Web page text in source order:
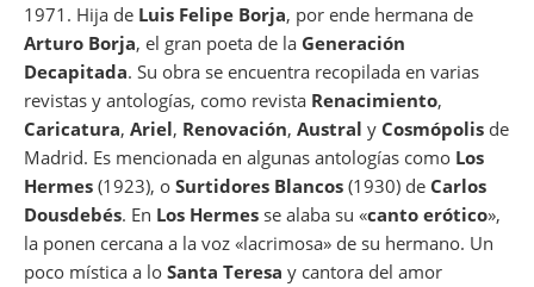
1971. Hija de Luis Felipe Borja, por ende hermana de
Arturo Borja, el gran poeta de la Generación
Decapitada. Su obra se encuentra recopilada en varias
revistas y antologías, como revista Renacimiento,
Caricatura, Ariel, Renovación, Austral y Cosmópolis de
Madrid. Es mencionada en algunas antologías como Los
Hermes (1923), o Surtidores Blancos (1930) de Carlos
Dousdebés. En Los Hermes se alaba su «canto erótico»,
la ponen cercana a la voz «lacrimosa» de su hermano. Un
poco mística a lo Santa Teresa y cantora del amor